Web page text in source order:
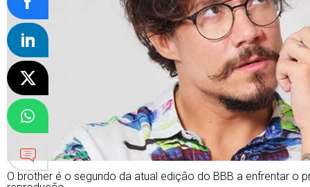
O brother é o segundo da atual edição do BBB a enfrentar o